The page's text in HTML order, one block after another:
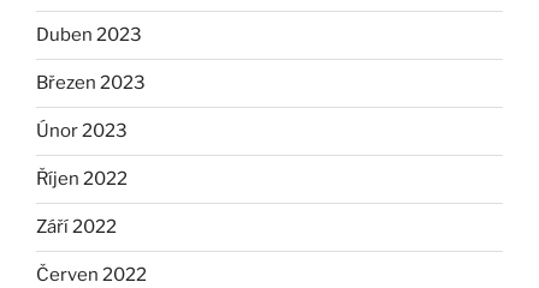
Duben 2023
Březen 2023
Únor 2023
Říjen 2022
Září 2022
Červen 2022